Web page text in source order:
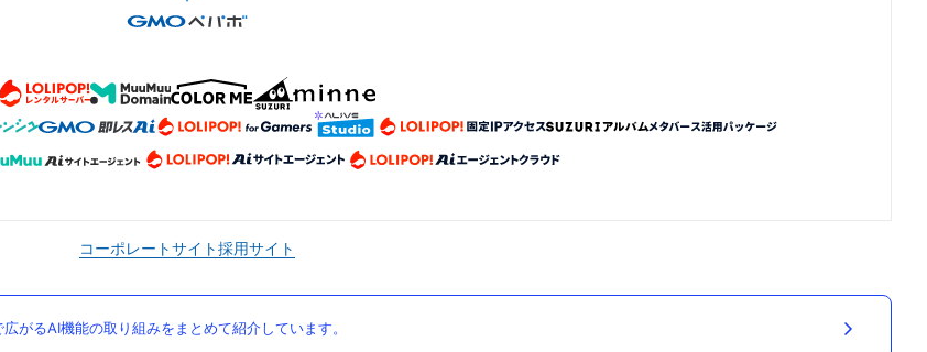
コーポレートサイト採用サイト
がるAI機能の取り組みをまとめて紹介しています。